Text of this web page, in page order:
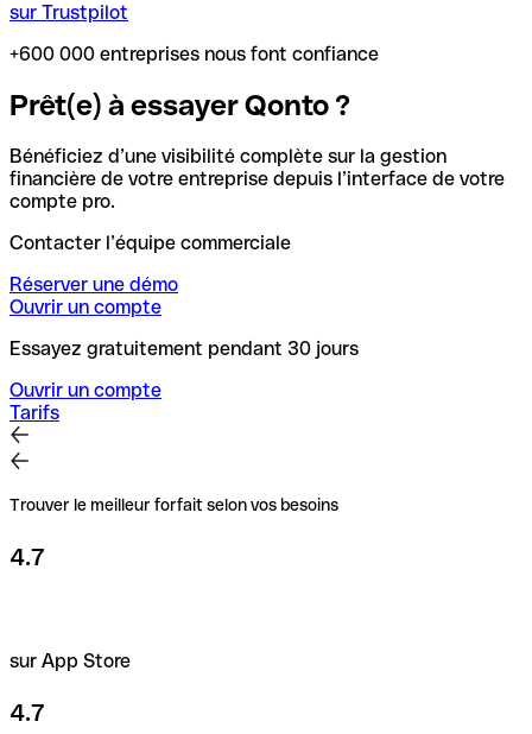
sur Trustpilot
+600 000 entreprises nous font confiance
Prêt(e) à essayer Qonto ?
Bénéficiez d’une visibilité complète sur la gestion
financière de votre entreprise depuis l’interface de votre
compte pro.
Contacter l’équipe commerciale
Réserver une démo
Ouvrir un compte
Essayez gratuitement pendant 30 jours
Ouvrir un compte
Tarifs
Trouver le meilleur forfait selon vos besoins
4.7
sur App Store
4.7